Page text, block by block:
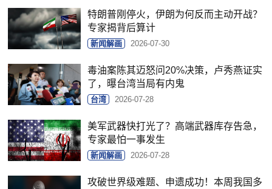
特朗普刚停火，伊朗为何反而主动开战？
专家揭背后算计
新闻解画 2026-07-30
毒油案陈其迈怒问20%决策，卢秀燕证实
了，曝台湾当局有内鬼
台湾 2026-07-28
美军武器快打光了？高端武器库存告急，
专家最怕一事发生
新闻解画 2026-07-28
攻破世界级难题、申遗成功！本周我国多